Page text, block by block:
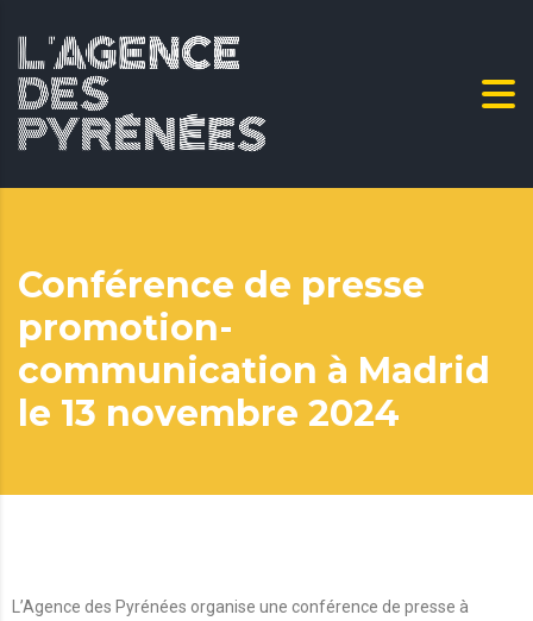
Conférence de presse
promotion-
communication à Madrid
le 13 novembre 2024
L’Agence des Pyrénées organise une conférence de presse à